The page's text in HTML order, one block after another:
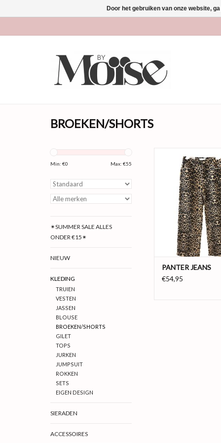
BROEKEN/SHORTS
Min: €0 Max: €55
✴SUMMER SALE ALLES
ONDER €15✴
NIEUW
KLEDING
TRUIEN
VESTEN
JASSEN
BLOUSE
BROEKEN/SHORTS
GILET
TOPS
JURKEN
JUMPSUIT
ROKKEN
SETS
EIGEN DESIGN
SIERADEN
ACCESSOIRES
weten te
leuke panter
Er zit ontzettend veel
broek en valt dus als
model is een beetje
gympen of een
TOEVOEGEN AAN
PANTER JEANS
€54,95
Door het gebruiken van onze website,